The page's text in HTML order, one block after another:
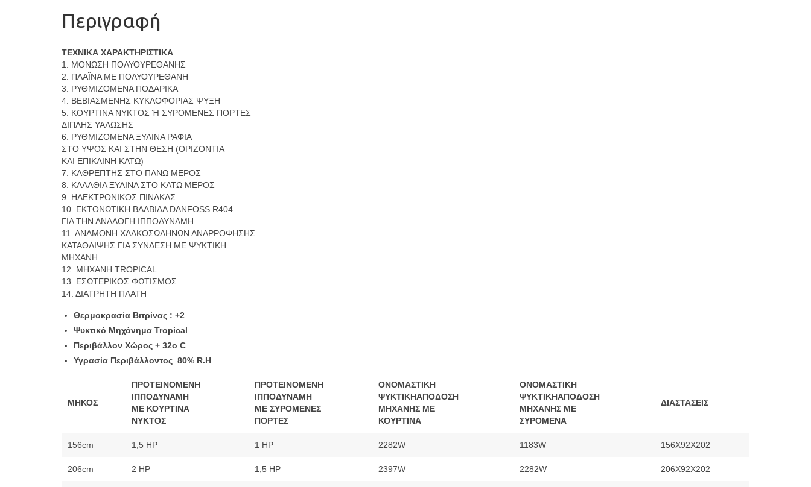
Περιγραφή
ΤΕΧΝΙΚΑ ΧΑΡΑΚΤΗΡΙΣΤΙΚΑ
1. ΜΟΝΩΣΗ ΠΟΛΥΟΥΡΕΘΑΝΗΣ
2. ΠΛΑΪΝΑ ΜΕ ΠΟΛΥΟΥΡΕΘΑΝΗ
3. ΡΥΘΜΙΖΟΜΕΝΑ ΠΟΔΑΡΙΚΑ
4. ΒΕΒΙΑΣΜΕΝΗΣ ΚΥΚΛΟΦΟΡΙΑΣ ΨΥΞΗ
5. ΚΟΥΡΤΙΝΑ ΝΥΚΤΟΣ Ή ΣΥΡΟΜΕΝΕΣ ΠΟΡΤΕΣ
ΔΙΠΛΗΣ ΥΑΛΩΣΗΣ
6. ΡΥΘΜΙΖΟΜΕΝΑ ΞΥΛΙΝΑ ΡΑΦΙΑ
ΣΤΟ ΥΨΟΣ ΚΑΙ ΣΤΗΝ ΘΕΣΗ (ΟΡΙΖΟΝΤΙΑ
ΚΑΙ ΕΠΙΚΛΙΝΗ ΚΑΤΩ)
7. ΚΑΘΡΕΠΤΗΣ ΣΤΟ ΠΑΝΩ ΜΕΡΟΣ
8. ΚΑΛΑΘΙΑ ΞΥΛΙΝΑ ΣΤΟ ΚΑΤΩ ΜΕΡΟΣ
9. ΗΛΕΚΤΡΟΝΙΚΟΣ ΠΙΝΑΚΑΣ
10. ΕΚΤΟΝΩΤΙΚΗ ΒΑΛΒΙΔΑ DANFOSS R404
ΓΙΑ ΤΗΝ ΑΝΑΛΟΓΗ ΙΠΠΟΔΥΝΑΜΗ
11. ΑΝΑΜΟΝΗ ΧΑΛΚΟΣΩΛΗΝΩΝ ΑΝΑΡΡΟΦΗΣΗΣ
ΚΑΤΑΘΛΙΨΗΣ ΓΙΑ ΣΥΝΔΕΣΗ ΜΕ ΨΥΚΤΙΚΗ
ΜΗΧΑΝΗ
12. ΜΗΧΑΝΗ TROPICAL
13. ΕΣΩΤΕΡΙΚΟΣ ΦΩΤΙΣΜΟΣ
14. ΔΙΑΤΡΗΤΗ ΠΛΑΤΗ
Θερμοκρασία Βιτρίνας : +2
Ψυκτικό Μηχάνημα Tropical
Περιβάλλον Χώρος + 32ο C
Υγρασία Περιβάλλοντος 80% R.H
ΜΗΚΟΣ
ΠΡΟΤΕΙΝΟΜΕΝΗ
ΙΠΠΟΔΥΝΑΜΗ
ΜΕ ΚΟΥΡΤΙΝΑ
ΝΥΚΤΟΣ
ΠΡΟΤΕΙΝΟΜΕΝΗ
ΙΠΠΟΔΥΝΑΜΗ
ΜΕ ΣΥΡΟΜΕΝΕΣ
ΠΟΡΤΕΣ
ΟΝΟΜΑΣΤΙΚΗ
ΨΥΚΤΙΚΗΑΠΟΔΟΣΗ
ΜΗΧΑΝΗΣ ΜΕ
ΚΟΥΡΤΙΝΑ
ΟΝΟΜΑΣΤΙΚΗ
ΨΥΚΤΙΚΗΑΠΟΔΟΣΗ
ΜΗΧΑΝΗΣ ΜΕ
ΣΥΡΟΜΕΝΑ
ΔΙΑΣΤΑΣΕΙΣ
156cm 1,5 HP 1 HP 2282W 1183W 156X92X202
206cm 2 HP 1,5 HP 2397W 2282W 206X92X202